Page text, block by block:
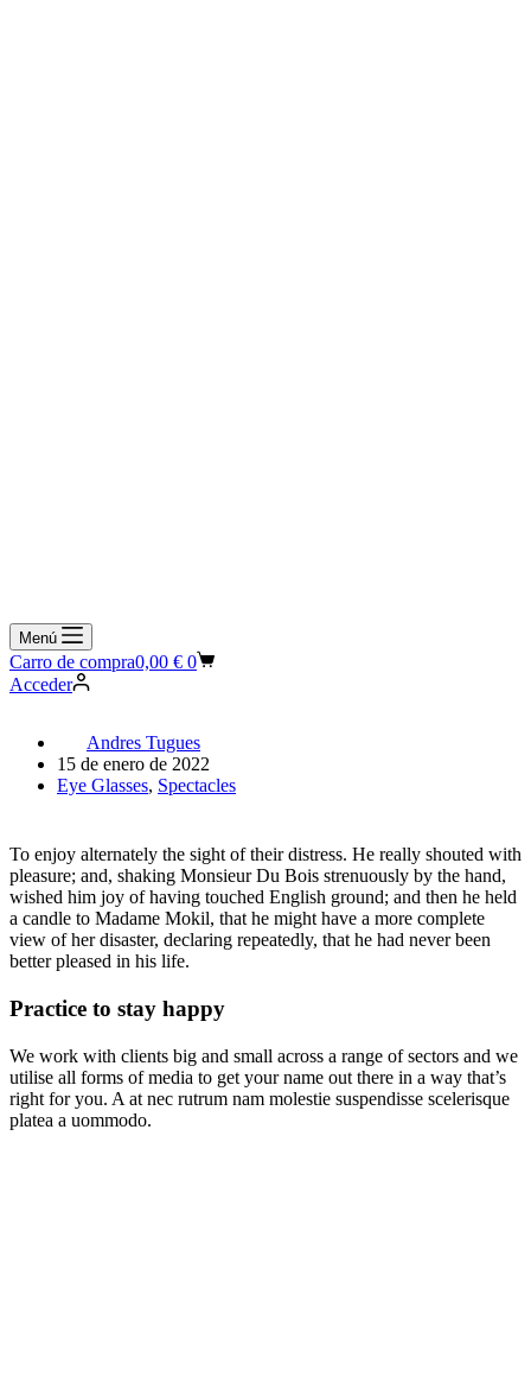
Menú
Carro de compra0,00 € 0
Acceder
Andres Tugues
15 de enero de 2022
Eye Glasses, Spectacles
To enjoy alternately the sight of their distress. He really shouted with
pleasure; and, shaking Monsieur Du Bois strenuously by the hand,
wished him joy of having touched English ground; and then he held
a candle to Madame Mokil, that he might have a more complete
view of her disaster, declaring repeatedly, that he had never been
better pleased in his life.
Practice to stay happy
We work with clients big and small across a range of sectors and we
utilise all forms of media to get your name out there in a way that’s
right for you. A at nec rutrum nam molestie suspendisse scelerisque
platea a uommodo.